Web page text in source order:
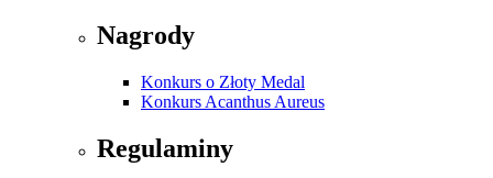
Nagrody
Konkurs o Złoty Medal
Konkurs Acanthus Aureus
Regulaminy